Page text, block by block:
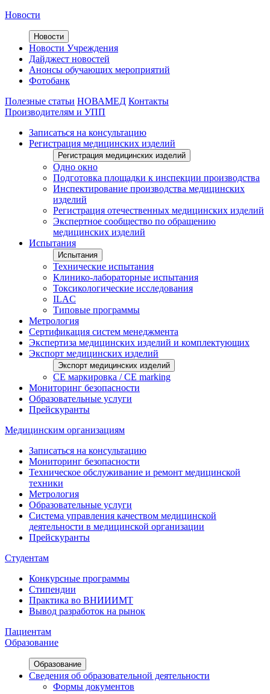
Новости
Новости
Новости Учреждения
Дайджест новостей
Анонсы обучающих мероприятий
Фотобанк
Полезные статьи НОВАМЕД Контакты
Производителям и УПП
Записаться на консультацию
Регистрация медицинских изделий
Регистрация медицинских изделий
Одно окно
Подготовка площадки к инспекции производства
Инспектирование производства медицинских
изделий
Регистрация отечественных медицинских изделий
Экспертное сообщество по обращению
медицинских изделий
Испытания
Испытания
Технические испытания
Клинико-лабораторные испытания
Токсикологические исследования
ILAС
Типовые программы
Метрология
Сертификация систем менеджмента
Экспертиза медицинских изделий и комплектующих
Экспорт медицинских изделий
Экспорт медицинских изделий
CE маркировка / CE marking
Мониторинг безопасности
Образовательные услуги
Прейскуранты
Медицинским организациям
Записаться на консультацию
Мониторинг безопасности
Техническое обслуживание и ремонт медицинской
техники
Метрология
Образовательные услуги
Система управления качеством медицинской
деятельности в медицинской организации
Прейскуранты
Студентам
Конкурсные программы
Стипендии
Практика во ВНИИИМТ
Вывод разработок на рынок
Пациентам
Образование
Образование
Сведения об образовательной деятельности
Формы документов